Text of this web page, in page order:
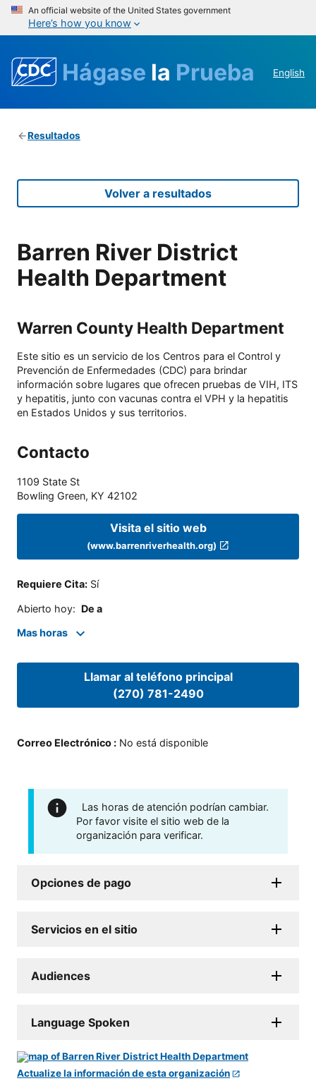
An official website of the United States government
Here’s how you know
Hágase la Prueba English
Resultados
Volver a resultados
Barren River District
Health Department
Warren County Health Department
Este sitio es un servicio de los Centros para el Control y
Prevención de Enfermedades (CDC) para brindar
información sobre lugares que ofrecen pruebas de VIH, ITS
y hepatitis, junto con vacunas contra el VPH y la hepatitis
en Estados Unidos y sus territorios.
Contacto
1109 State St
Bowling Green, KY 42102
Visita el sitio web
(www.barrenriverhealth.org)
Requiere Cita: Sí
Abierto hoy: De a
Mas horas
Llamar al teléfono principal
(270) 781-2490
Correo Electrónico : No está disponible
Las horas de atención podrían cambiar.
Por favor visite el sitio web de la
organización para verificar.
Opciones de pago
Servicios en el sitio
Audiences
Language Spoken
Actualize la información de esta organización